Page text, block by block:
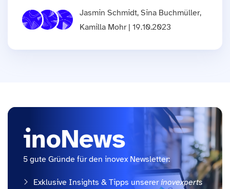
Jasmin Schmidt, Sina Buchmüller,
Kamilla Mohr | 19.10.2023
inoNews
5 gute Gründe für den inovex Newsletter:
Exklusive Insights & Tipps unsererinovexperts